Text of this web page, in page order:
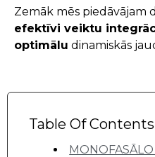
Zemāk mēs piedāvājam
efektīvi veiktu
optimālu dinamiskās
Table Of Contents